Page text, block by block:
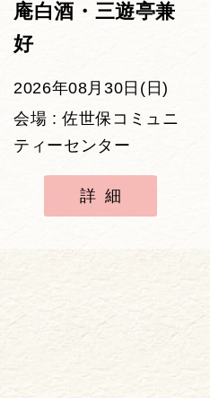
庵白酒・三遊亭兼
好
2026年08月30日(日)
会場 : 佐世保コミュニ
ティーセンター
詳細